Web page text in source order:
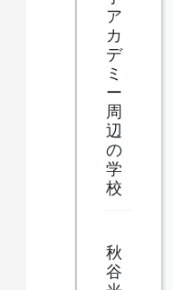
ア
カ
デ
ミ
ー
周
辺
の
学
校
秋
谷